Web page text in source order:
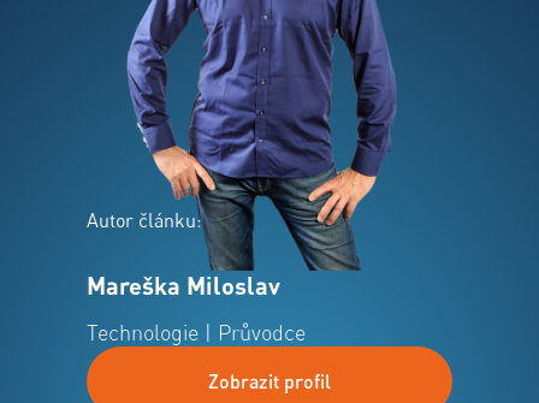
Autor článku:
Mareška Miloslav
Technologie | Průvodce
Zobrazit profil